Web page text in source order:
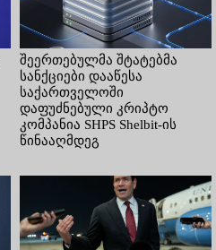
შეერთებულმა შტატებმა
სანქციები დააწესა
საქართველოში
დაფუძნებული კრიპტო
კომპანია SHPS Shelbit-ის
წინააღმდეგ